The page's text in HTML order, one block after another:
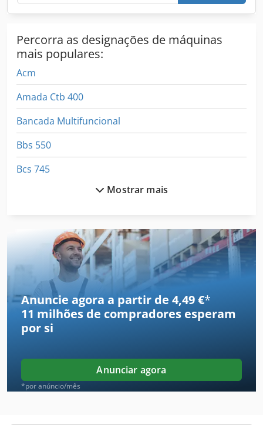
de código postal na Alemanha são 17,18,19,23
Percorra as designações de máquinas
mais populares:
Acm
Amada Ctb 400
Bancada Multifuncional
Bbs 550
Bcs 745
Bsa Bpk 190
Bwf
Cat 420 E
Caçamba
Cme
Ctx 400
Eisele Vms 370
Mostrar mais
Anuncie agora a partir de 4,49 €*
11 milhões de compradores esperam
por si
Anunciar agora
*por anúncio/mês